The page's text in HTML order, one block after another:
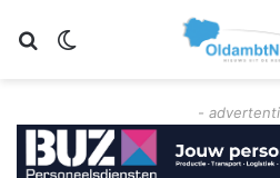
Zoeken
-